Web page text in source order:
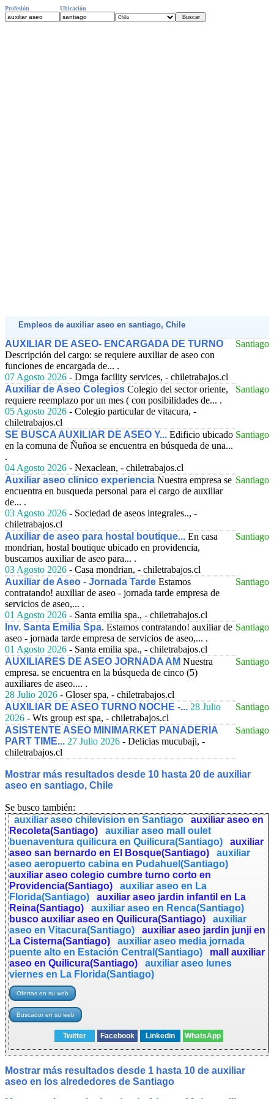
Profesión Ubicación
Empleos de auxiliar aseo en santiago, Chile
AUXILIAR DE ASEO- ENCARGADA DE TURNO
Descripción del cargo: se requiere auxiliar de aseo con
funciones de encargada de... .
07 Agosto 2026 - Dmga facility services, - chiletrabajos.cl
Santiago
Auxiliar de Aseo Colegios Colegio del sector oriente,
requiere reemplazo por un mes ( con posibilidades de... .
05 Agosto 2026 - Colegio particular de vitacura, -
chiletrabajos.cl
Santiago
SE BUSCA AUXILIAR DE ASEO Y... Edificio ubicado
en la comuna de Ñuñoa se encuentra en búsqueda de una...
.
04 Agosto 2026 - Nexaclean, - chiletrabajos.cl
Santiago
Auxiliar aseo clinico experiencia Nuestra empresa se
encuentra en busqueda personal para el cargo de auxiliar
de... .
03 Agosto 2026 - Sociedad de aseos integrales.., -
chiletrabajos.cl
Santiago
Auxiliar de aseo para hostal boutique... En casa
mondrian, hostal boutique ubicado en providencia,
buscamos auxiliar de aseo para... .
03 Agosto 2026 - Casa mondrian, - chiletrabajos.cl
Santiago
Auxiliar de Aseo - Jornada Tarde Estamos
contratando! auxiliar de aseo - jornada tarde empresa de
servicios de aseo,... .
01 Agosto 2026 - Santa emilia spa., - chiletrabajos.cl
Santiago
Inv. Santa Emilia Spa. Estamos contratando! auxiliar de
aseo - jornada tarde empresa de servicios de aseo,... .
01 Agosto 2026 - Santa emilia spa., - chiletrabajos.cl
Santiago
AUXILIARES DE ASEO JORNADA AM Nuestra
empresa. se encuentra en la búsqueda de cinco (5)
auxiliares de aseo.... .
28 Julio 2026 - Gloser spa, - chiletrabajos.cl
Santiago
AUXILIAR DE ASEO TURNO NOCHE -... 28 Julio
2026 - Wts group est spa, - chiletrabajos.cl
Santiago
ASISTENTE ASEO MINIMARKET PANADERIA
PART TIME... 27 Julio 2026 - Delicias mucubaji, -
chiletrabajos.cl
Santiago
Mostrar más resultados desde 10 hasta 20 de auxiliar
aseo en santiago, Chile
Se busco también:
auxiliar aseo chilevision en Santiago
auxiliar aseo en
Recoleta(Santiago)
auxiliar aseo mall oulet
buenaventura quilicura en Quilicura(Santiago)
auxiliar
aseo san bernardo en El Bosque(Santiago)
auxiliar
aseo aeropuerto cabina en Pudahuel(Santiago)
auxiliar aseo colegio cumbre turno corto en
Providencia(Santiago)
auxiliar aseo en La
Florida(Santiago)
auxiliar aseo jardin infantil en La
Reina(Santiago)
auxiliar aseo en Renca(Santiago)
busco auxiliar aseo en Quilicura(Santiago)
auxiliar
aseo en Vitacura(Santiago)
auxiliar aseo jardin junji en
La Cisterna(Santiago)
auxiliar aseo media jornada
puente alto en Estación Central(Santiago)
mall auxiliar
aseo en Quilicura(Santiago)
auxiliar aseo lunes
viernes en La Florida(Santiago)
Twitter Facebook Linkedin WhatsApp
Mostrar más resultados desde 1 hasta 10 de auxiliar
aseo en los alrededores de Santiago